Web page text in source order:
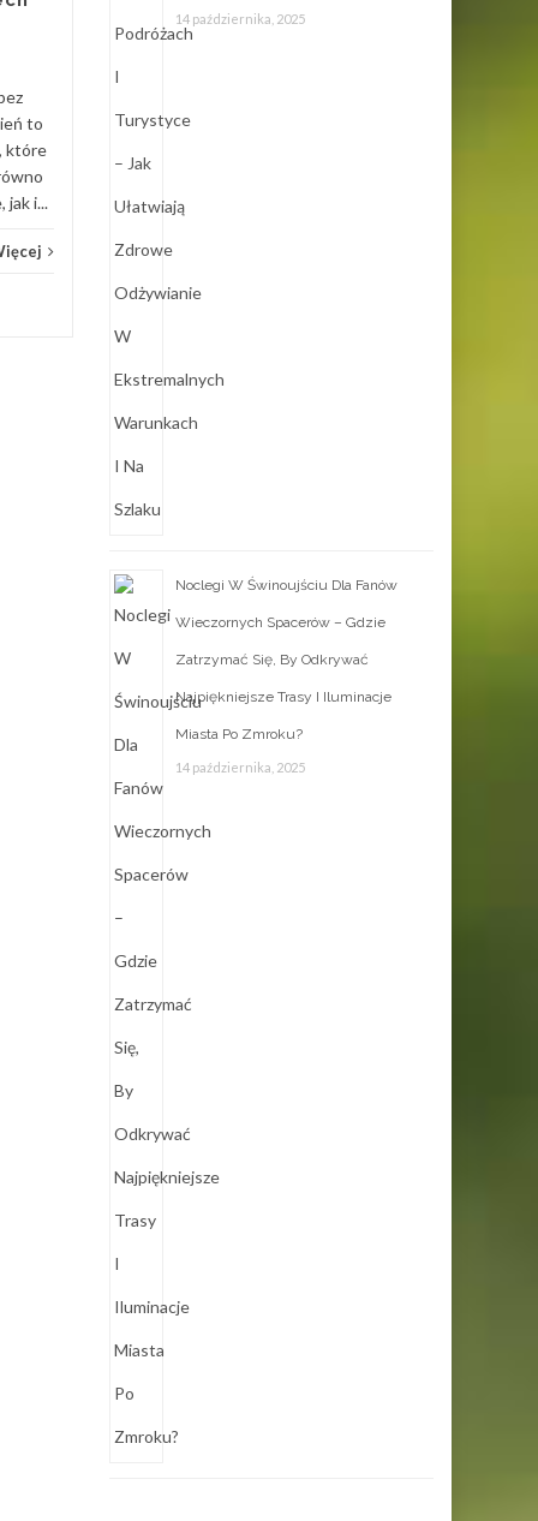
to
które
jak i...
czy trekking w odległych
rejonach to aktywności,
Usługi
14 października, 2025
Noclegi W Świnoujściu Dla Fanów
Wieczornych Spacerów – Gdzie
Zatrzymać Się, By Odkrywać
Najpiękniejsze Trasy I Iluminacje
Miasta Po Zmroku?
14 października, 2025